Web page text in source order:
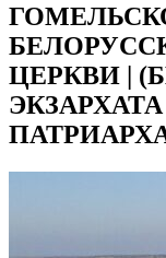
ЦЕРКВИ |